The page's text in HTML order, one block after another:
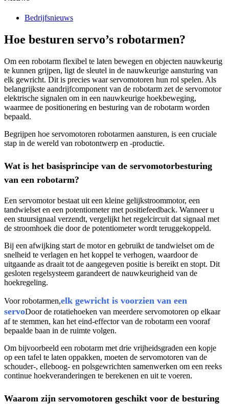
Bedrijfsnieuws
Hoe besturen servo’s robotarmen?
Om een ​​robotarm flexibel te laten bewegen en objecten nauwkeurig
te kunnen grijpen, ligt de sleutel in de nauwkeurige aansturing van
elk gewricht. Dit is precies waar servomotoren hun rol spelen. Als
belangrijkste aandrijfcomponent van de robotarm zet de servomotor
elektrische signalen om in een nauwkeurige hoekbeweging,
waarmee de positionering en besturing van de robotarm worden
bepaald.
Begrijpen hoe servomotoren robotarmen aansturen, is een cruciale
stap in de wereld van robotontwerp en -productie.
Wat is het basisprincipe van de servomotorbesturing
van een robotarm?
Een servomotor bestaat uit een kleine gelijkstroommotor, een
tandwielset en een potentiometer met positiefeedback. Wanneer u
een stuursignaal verzendt, vergelijkt het regelcircuit dat signaal met
de stroomhoek die door de potentiometer wordt teruggekoppeld.
Bij een afwijking start de motor en gebruikt de tandwielset om de
snelheid te verlagen en het koppel te verhogen, waardoor de
uitgaande as draait tot de aangegeven positie is bereikt en stopt. Dit
gesloten regelsysteem garandeert de nauwkeurigheid van de
hoekregeling.
Voor robotarmen,elk gewricht is voorzien van een
servoDoor de rotatiehoeken van meerdere servomotoren op elkaar
af te stemmen, kan het eind-effector van de robotarm een ​​vooraf
bepaalde baan in de ruimte volgen.
Om bijvoorbeeld een robotarm met drie vrijheidsgraden een kopje
op een tafel te laten oppakken, moeten de servomotoren van de
schouder-, elleboog- en polsgewrichten samenwerken om een ​​reeks
continue hoekveranderingen te berekenen en uit te voeren.
Waarom zijn servomotoren geschikt voor de besturing